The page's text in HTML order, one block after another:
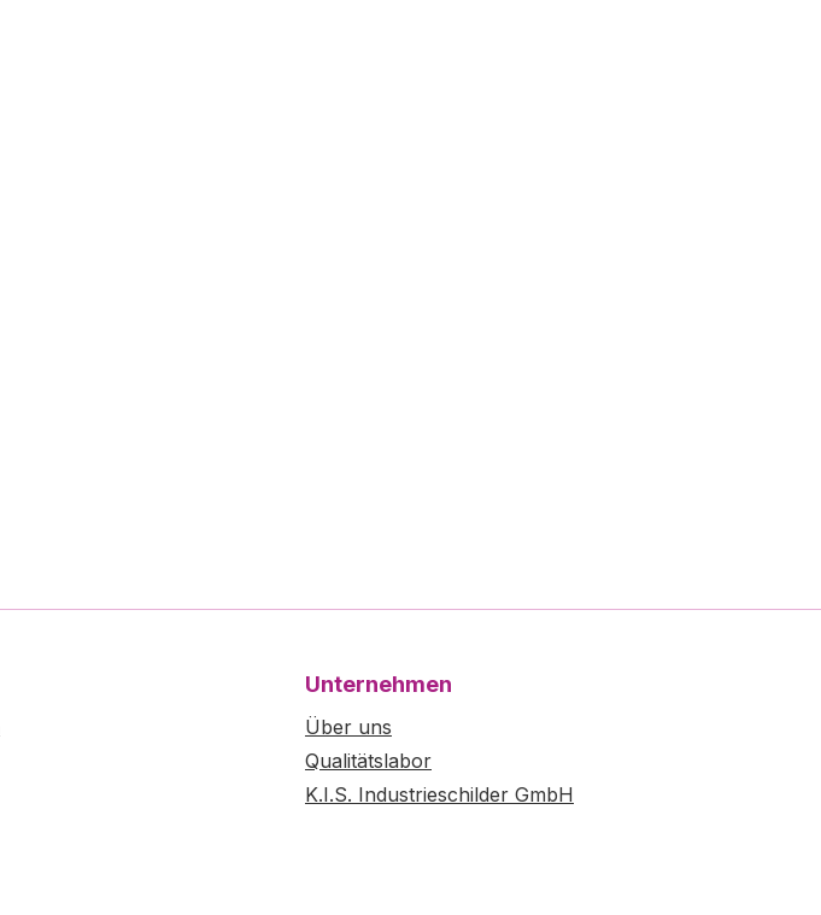
Unternehmen
Über uns
Qualitätslabor
K.I.S. Industrieschilder GmbH